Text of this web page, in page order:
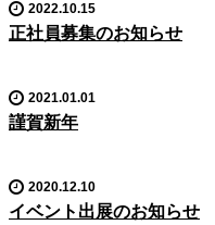
2022.10.15
正社員募集のお知らせ
2021.01.01
謹賀新年
2020.12.10
イベント出展のお知らせ